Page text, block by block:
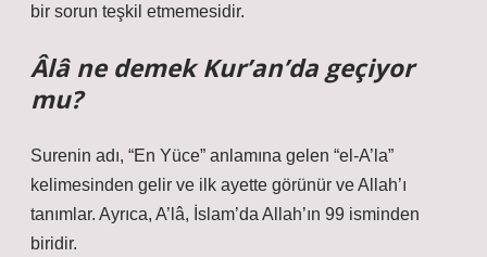
bir sorun teşkil etmemesidir.
Âlâ ne demek Kur’an’da geçiyor
mu?
Surenin adı, “En Yüce” anlamına gelen “el-A’la”
kelimesinden gelir ve ilk ayette görünür ve Allah’ı
tanımlar. Ayrıca, A’lâ, İslam’da Allah’ın 99 isminden
biridir.